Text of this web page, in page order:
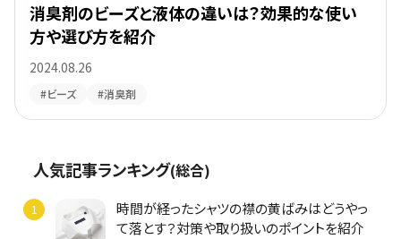
2024.08.26
消臭剤のビーズと液体の違いは？効果的な使い
方や選び方を紹介
#ビーズ #消臭剤
人気記事ランキング(総合)
時間が経ったシャツの襟の黄ばみはどうやっ
て落とす？対策や取り扱いのポイントを紹介